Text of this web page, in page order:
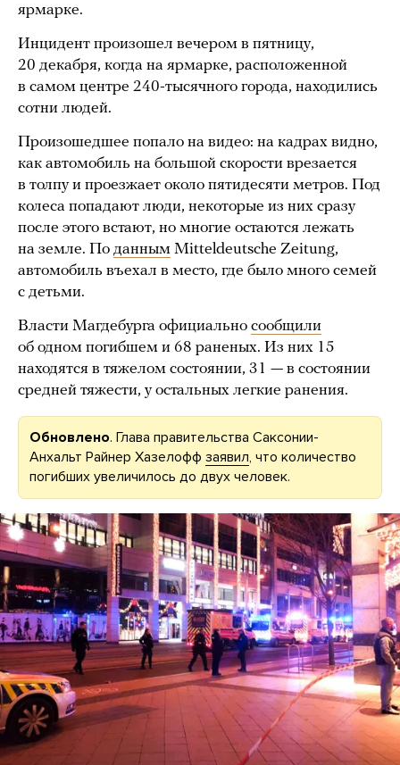
ярмарке.
Инцидент произошел вечером в пятницу,
20 декабря, когда на ярмарке, расположенной
в самом центре 240-тысячного города, находились
сотни людей.
Произошедшее попало на видео: на кадрах видно,
как автомобиль на большой скорости врезается
в толпу и проезжает около пятидесяти метров. Под
колеса попадают люди, некоторые из них сразу
после этого встают, но многие остаются лежать
на земле. По данным Mitteldeutsche Zeitung,
автомобиль въехал в место, где было много семей
с детьми.
Власти Магдебурга официально сообщили
об одном погибшем и 68 раненых. Из них 15
находятся в тяжелом состоянии, 31 — в состоянии
средней тяжести, у остальных легкие ранения.
Обновлено. Глава правительства Саксонии-
Анхальт Райнер Хазелофф заявил, что количество
погибших увеличилось до двух человек.